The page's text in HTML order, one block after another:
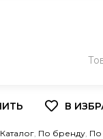
Каталог По бренду По